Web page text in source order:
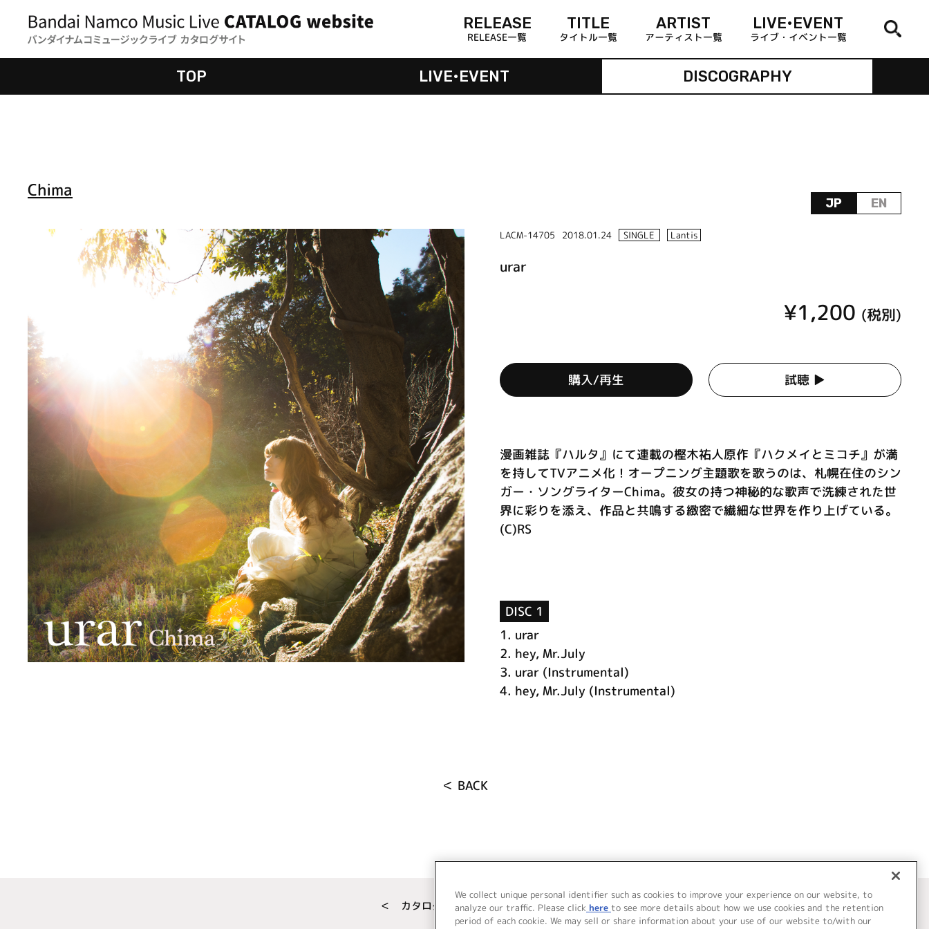
RELEASE
RELEASE一覧
TITLE
タイトル一覧
ARTIST
アーティスト一覧
LIVE•EVENT
ライブ・イベント一覧
TOP LIVE•EVENT DISCOGRAPHY
JP EN
Chima
LACM-14705 2018.01.24 SINGLE Lantis
urar
¥1,200 (税別)
購入/再生 試聴 ▶︎
漫画雑誌『ハルタ』にて連載の樫木祐人原作『ハクメイとミコチ』が満
を持してTVアニメ化！オープニング主題歌を歌うのは、札幌在住のシン
ガー・ソングライターChima。彼女の持つ神秘的な歌声で洗練された世
界に彩りを添え、作品と共鳴する緻密で繊細な世界を作り上げている。
(C)RS
DISC 1
1. urar
2. hey, Mr.July
3. urar (Instrumental)
4. hey, Mr.July (Instrumental)
＜ BACK
＜ カタログサイト トップページへ
We collect unique personal identifier such as cookies to improve your experience on our website, to
analyze our traffic. Please click here to see more details about how we use cookies and the retention
period of each cookie. We may sell or share information about your use of our website to/with our